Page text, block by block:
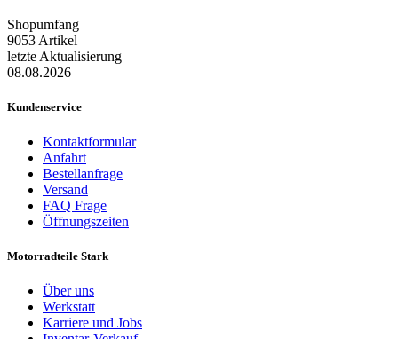
Shopumfang
9053 Artikel
letzte Aktualisierung
08.08.2026
Kundenservice
Kontaktformular
Anfahrt
Bestellanfrage
Versand
FAQ Frage
Öffnungszeiten
Motorradteile Stark
Über uns
Werkstatt
Karriere und Jobs